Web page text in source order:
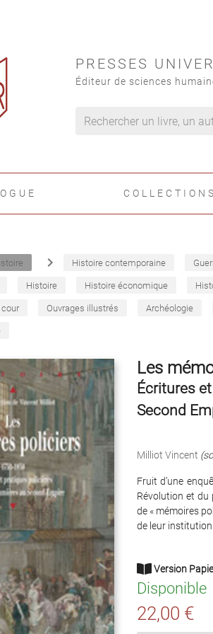
PRESSES
Éditeur de sciences
COLLECTIONS
navigate_next Histoire contemporaine
Histoire Histoire économique
cour Ouvrages illustrés Archéologie
Les
Écritures
Second
Milliot Vincent
Fruit d’une
Révolution et du
de « mémoires
de leur
Version
Disponible
22,00 €